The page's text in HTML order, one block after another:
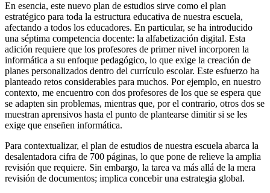
En esencia, este nuevo plan de estudios sirve como el plan
estratégico para toda la estructura educativa de nuestra escuela,
afectando a todos los educadores. En particular, se ha introducido
una séptima competencia docente: la alfabetización digital. Esta
adición requiere que los profesores de primer nivel incorporen la
informática a su enfoque pedagógico, lo que exige la creación de
planes personalizados dentro del currículo escolar. Este esfuerzo ha
planteado retos considerables para muchos. Por ejemplo, en nuestro
contexto, me encuentro con dos profesores de los que se espera que
se adapten sin problemas, mientras que, por el contrario, otros dos se
muestran aprensivos hasta el punto de plantearse dimitir si se les
exige que enseñen informática.
Para contextualizar, el plan de estudios de nuestra escuela abarca la
desalentadora cifra de 700 páginas, lo que pone de relieve la amplia
revisión que requiere. Sin embargo, la tarea va más allá de la mera
revisión de documentos; implica concebir una estrategia global.